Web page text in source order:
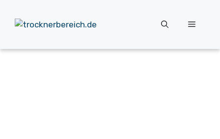
Inhalt
springen
Menü